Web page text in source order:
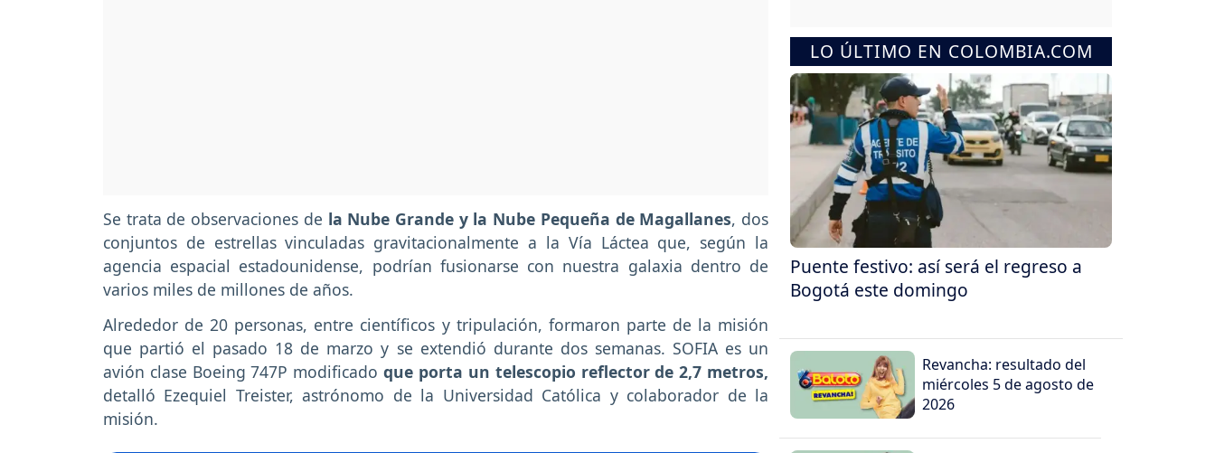
Se trata de observaciones de la Nube Grande y la Nube Pequeña de Magallanes, dos
conjuntos de estrellas vinculadas gravitacionalmente a la Vía Láctea que, según la
agencia espacial estadounidense, podrían fusionarse con nuestra galaxia dentro de
varios miles de millones de años.
Alrededor de 20 personas, entre científicos y tripulación, formaron parte de la misión
que partió el pasado 18 de marzo y se extendió durante dos semanas. SOFIA es un
avión clase Boeing 747P modificadoque porta un telescopio reflector de 2,7 metros,
detalló Ezequiel Treister, astrónomo de la Universidad Católica y colaborador de la
misión.
LO ÚLTIMO EN COLOMBIA.COM
Puente festivo: así será el regreso a
Bogotá este domingo
Revancha: resultado del
miércoles 5 de agosto de
2026